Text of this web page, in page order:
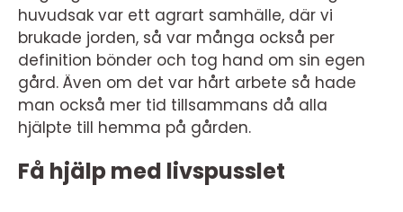
huvudsak var ett agrart samhälle, där vi
brukade jorden, så var många också per
definition bönder och tog hand om sin egen
gård. Även om det var hårt arbete så hade
man också mer tid tillsammans då alla
hjälpte till hemma på gården.
Få hjälp med livspusslet